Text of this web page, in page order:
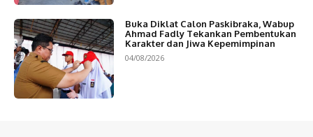
Buka Diklat Calon Paskibraka, Wabup
Ahmad Fadly Tekankan Pembentukan
Karakter dan Jiwa Kepemimpinan
04/08/2026